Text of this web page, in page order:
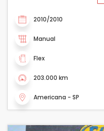
2010/2010
Manual
Flex
203.000 km
Americana - SP